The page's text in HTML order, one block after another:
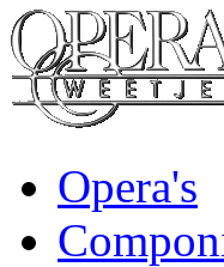
Opera's